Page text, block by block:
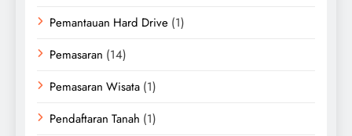
Pemantauan Hard Drive (1)
Pemasaran (14)
Pemasaran Wisata (1)
Pendaftaran Tanah (1)